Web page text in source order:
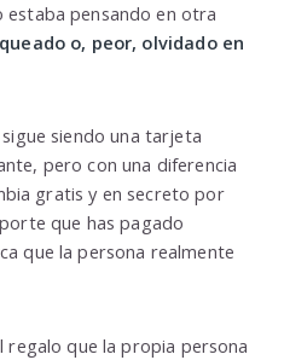
estaba pensando en otra
o, peor, olvidado en
sigue siendo una tarjeta
pero con una diferencia
gratis y en secreto por
que has pagado
que la persona realmente
regalo que la propia persona